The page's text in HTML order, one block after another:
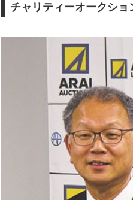
チャリティーオークシ